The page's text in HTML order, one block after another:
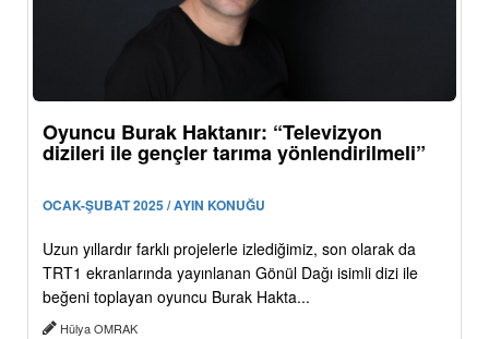
Oyuncu Burak Haktanır: “Televizyon
dizileri ile gençler tarıma yönlendirilmeli”
OCAK-ŞUBAT 2025 / AYIN KONUĞU
Uzun yıllardır farklı projelerle izlediğimiz, son olarak da
TRT1 ekranlarında yayınlanan Gönül Dağı isimli dizi ile
beğeni toplayan oyuncu Burak Hakta...
Hülya OMRAK